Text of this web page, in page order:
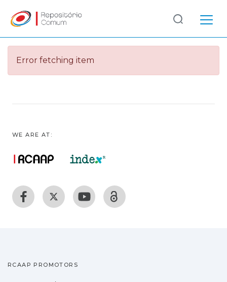
Communities
Entities
Statistics
Log
In
(current)
Error fetching item
WE ARE AT:
RCAAP PROMOTORS